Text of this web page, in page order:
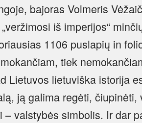
bajoras Volmeris
iš imperijos“
1106 puslapių in
tiek
Lietuvos lietuviška istorija
ją galima regėti,
– valstybės simbolis. Ir dar